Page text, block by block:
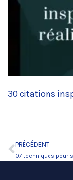
30 citations
PRÉCÉDENT